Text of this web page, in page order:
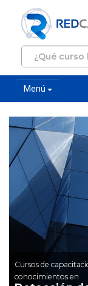
Menú
Cursos de
conocimientos en